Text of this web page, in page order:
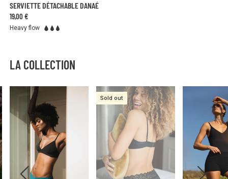
SERVIETTE DÉTACHABLE DANAÉ
19,00 €
Heavy flow
LA COLLECTION
Sold out